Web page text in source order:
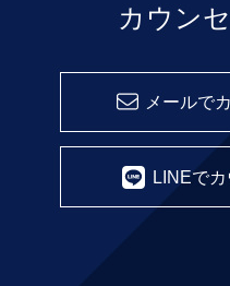
カウン
メールで
LINEで